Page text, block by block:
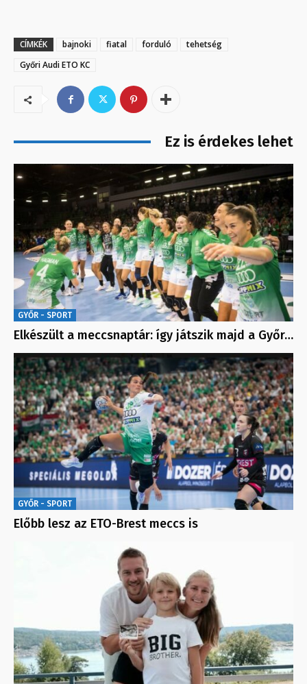
CÍMKÉK bajnoki fiatal forduló
tehetség
Győri Audi ETO KC
Ez is érdekes lehet
GYŐR - SPORT
Elkészült a meccsnaptár: így játszik majd a Győr…
GYŐR - SPORT
Előbb lesz az ETO-Brest meccs is